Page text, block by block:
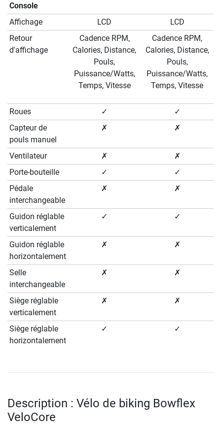
Console
Affichage
LCD
LCD
Retour
d'affichage
Cadence RPM,
Calories, Distance,
Pouls,
Puissance/Watts,
Temps, Vitesse
Cadence RPM,
Calories, Distance,
Pouls,
Puissance/Watts,
Temps, Vitesse
Roues ✓
✓
Capteur de
pouls manuel
✗ ✗
Ventilateur ✗
✗
Porte-bouteille
✓
✓
Pédale
interchangeable
✗ ✗
Guidon réglable
verticalement
✓ ✓
Guidon réglable
horizontalement
✗ ✗
Selle
interchangeable
✗ ✗
Siège réglable
verticalement
✗ ✗
Siège réglable
horizontalement
✓ ✓
Description : Vélo de biking Bowflex
VeloCore